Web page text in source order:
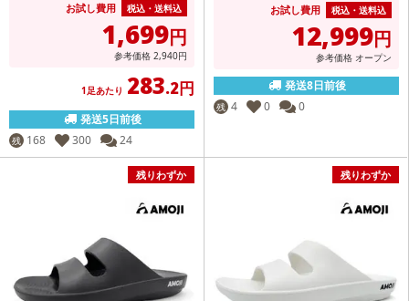
お試し費用 税込・送料込
1,699円
参考価格 2,940円
1足あたり 283.2円
発送5日前後
残 168 300 24
お試し費用 税込・送料込
12,999円
参考価格 オープン
発送8日前後
残 4 0 0
残りわずか 残りわずか